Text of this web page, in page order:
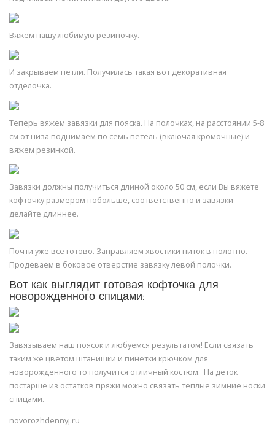
Вяжем нашу любимую резиночку.
И закрываем петли. Получилась такая вот декоративная
отделочка.
Теперь вяжем завязки для пояска. На полочках, на расстоянии 5-8
см от низа поднимаем по семь петель (включая кромочные) и
вяжем резинкой.
Завязки должны получиться длиной около 50 см, если Вы вяжете
кофточку размером побольше, соответственно и завязки
делайте длиннее.
Почти уже все готово. Заправляем хвостики ниток в полотно.
Продеваем в боковое отверстие завязку левой полочки.
Вот как выглядит готовая кофточка для
новорожденного спицами:
Завязываем наш поясок и любуемся результатом! Если связать
таким же цветом штанишки и пинетки крючком для
новорожденного то получится отличный костюм. На деток
постарше из остатков пряжи можно связать теплые зимние носки
спицами.
novorozhdennyj.ru